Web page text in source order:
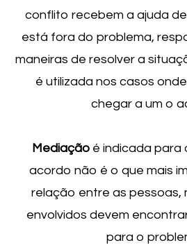
conflito recebem a ajuda
está fora do problema,
maneiras de resolver a
é utilizada nos casos
chegar a um o
Mediação é indicada para
acordo não é o que mais
relação entre as pessoas,
envolvidos devem
para o